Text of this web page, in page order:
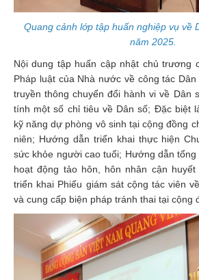
Quang cảnh lớp tập huấn nghiệp vụ về
năm 2025.
Nội dung tập huấn cập nhật chủ trương
Pháp luật của Nhà nước về công tác
truyền thông chuyển đổi hành vi về Dân
tính một số chỉ tiêu về Dân số; Đặc biệt
kỹ năng dự phòng vô sinh tại cộng đồng
niên; Hướng dẫn triển khai thực hiện
sức khỏe người cao tuổi; Hướng dẫn
hoạt động tảo hôn, hôn nhân cận
triển khai Phiếu giám sát cộng tác viên
và cung cấp biện pháp tránh thai tại cộng